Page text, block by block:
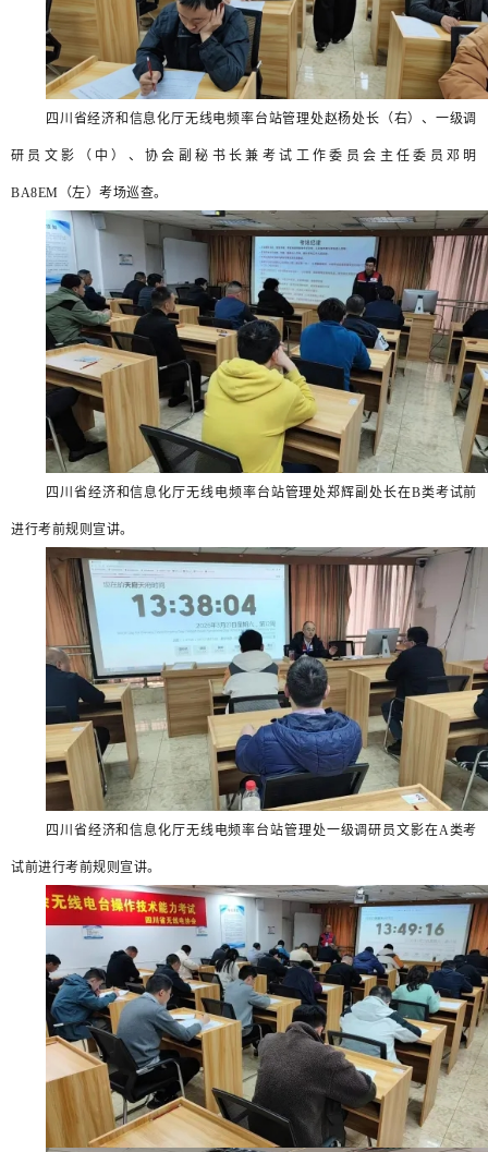
四川省经济和信息化厅无线电频率台站管理处赵杨处长（右）、一级调
研员文影（中）、协会副秘书长兼考试工作委员会主任委员邓明
BA8EM（左）考场巡查。
四川省经济和信息化厅无线电频率台站管理处郑辉副处长在B类考试前
进行考前规则宣讲。
四川省经济和信息化厅无线电频率台站管理处一级调研员文影在A类考
试前进行考前规则宣讲。